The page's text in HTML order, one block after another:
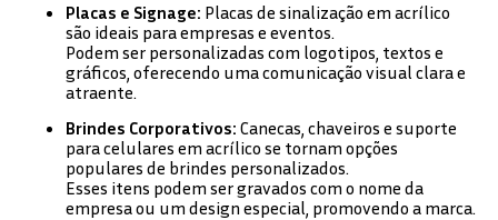
Placas e Signage: Placas de sinalização em acrílico
são ideais para empresas e eventos.
Podem ser personalizadas com logotipos, textos e
gráficos, oferecendo uma comunicação visual clara e
atraente.
Brindes Corporativos: Canecas, chaveiros e suporte
para celulares em acrílico se tornam opções
populares de brindes personalizados.
Esses itens podem ser gravados com o nome da
empresa ou um design especial, promovendo a marca.